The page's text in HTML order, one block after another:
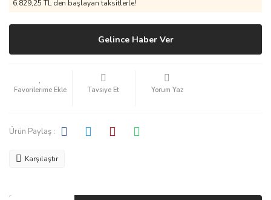
6.829,25 TL den başlayan taksitlerle!
Gelince Haber Ver
Tavsiye Et Yorum Yaz
Ürün Paylaş :
Karşılaştır